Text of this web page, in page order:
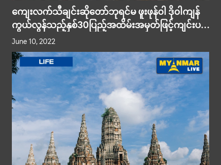
ကျေးလက်သီချင်းဆိုတော်ဘုရင်မ ဖူးဖုန်၀ါ ဒို၀ါကျန်
ကွယ်လွန်သည့်နှစ်30ပြည့်အထိမ်းအမှတ်ဖြင့်ကျင်းပပွဲ
ကြီးတွင်ထီ၀ါသနာရှင်များအနေဖြင့် ကံကောင်းစေမည့်
ဂဏန်းမျ
June 10, 2022